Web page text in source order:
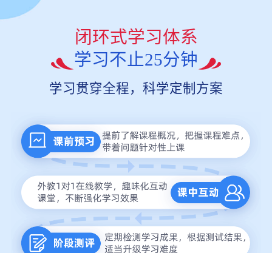
闭环式学习体系
学习不止25分钟
学习贯穿全程，科学定制方案